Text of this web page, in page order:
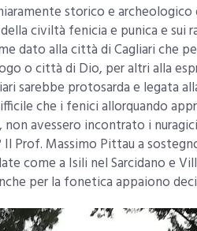
storico e
civiltà fenicia e punica e sui
dato alla città di Cagliari che
o città di Dio, per altri alla
sarebbe protosarda e legata
che i fenici allorquando
non avessero incontrato i
Prof. Massimo Pittau a
come a Isili nel Sarcidano e
per la fonetica appaiono